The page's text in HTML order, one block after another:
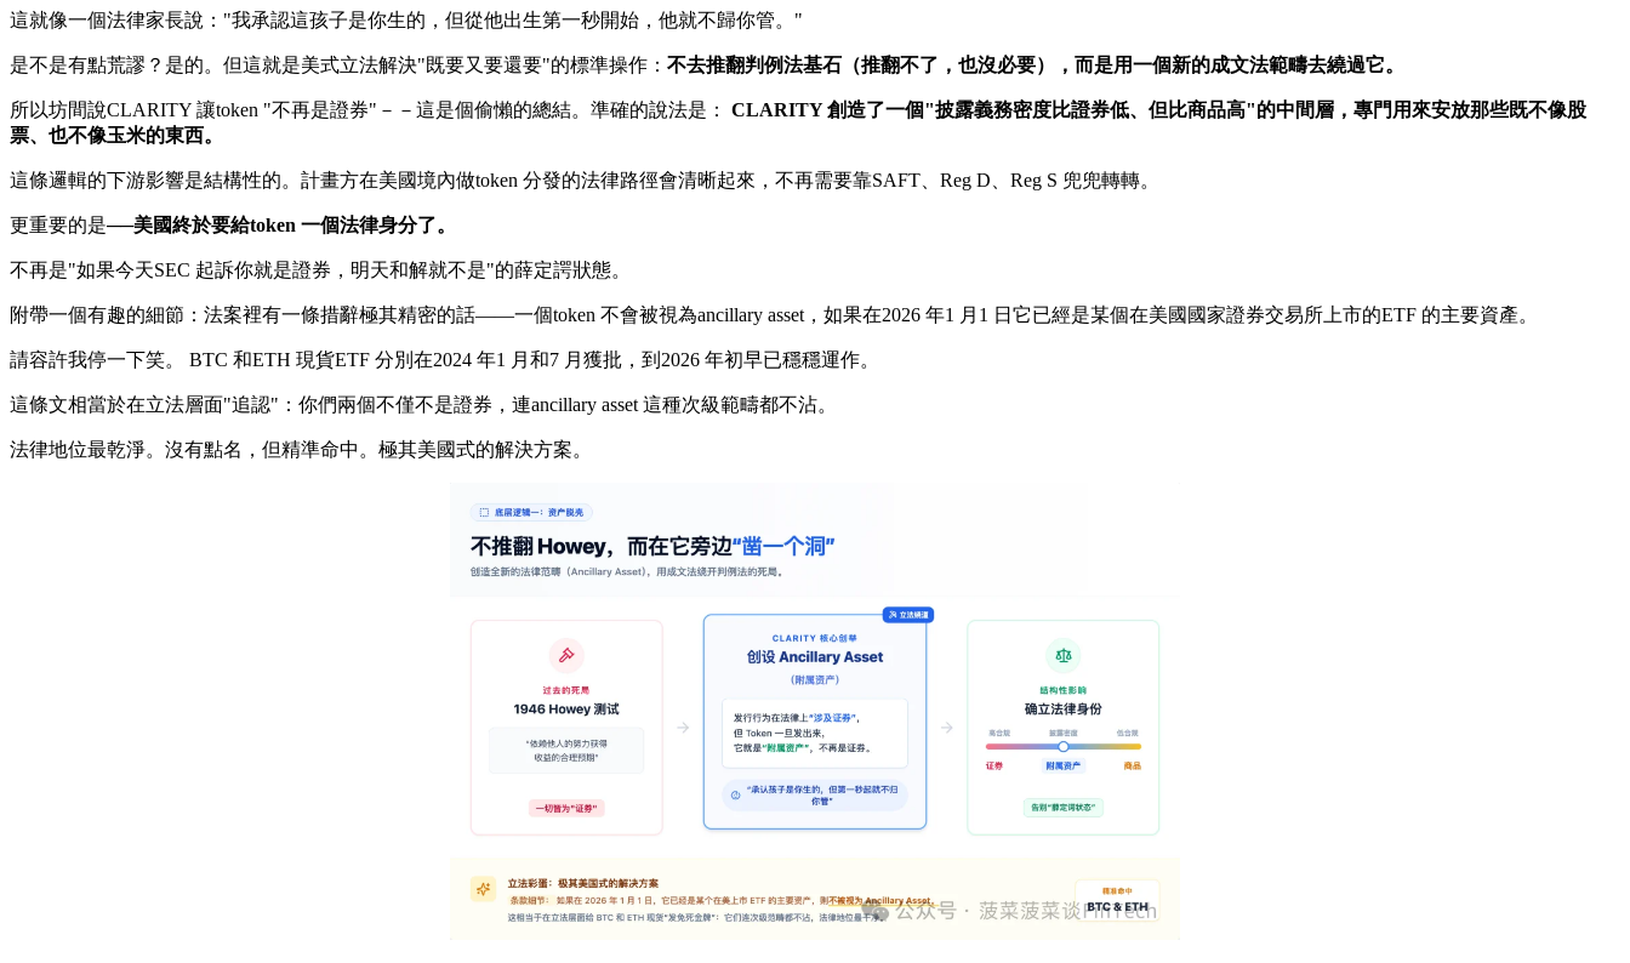
這就像一個法律家長說："我承認這孩子是你生的，但從他出生第一秒開始，他就不歸你管。"
是不是有點荒謬？是的。但這就是美式立法解決"既要又要還要"的標準操作： 不去推翻判例法基石（推翻不了，也沒必要），而是用一個新的成文法範疇去繞過它。
所以坊間說CLARITY 讓token "不再是證券"－－這是個偷懶的總結。準確的說法是： CLARITY 創造了一個"披露義務密度比證券低、但比商品高"的中間層，專門用來安放那些既不像股
票、也不像玉米的東西。
這條邏輯的下游影響是結構性的。計畫方在美國境內做token 分發的法律路徑會清晰起來，不再需要靠SAFT、Reg D、Reg S 兜兜轉轉。
更重要的是──美​​國終於要給token 一個法律身分了。
不再是"如果今天SEC 起訴你就是證券，明天和解就不是"的薛定諤狀態。
附帶一個有趣的細節：法案裡有一條措辭極其精密的話——一個token 不會被視為ancillary asset，如果在2026 年1 月1 日它已經是某個在美國國家證券交易所上市的ETF 的主要資產。
請容許我停一下笑。 BTC 和ETH 現貨ETF 分別在2024 年1 月和7 月獲批，到2026 年初早已穩穩運作。
這條文相當於在立法層面"追認"：你們兩個不僅不是證券，連ancillary asset 這種次級範疇都不沾。
法律地位最乾淨。沒有點名，但精準命中。極其美國式的解決方案。